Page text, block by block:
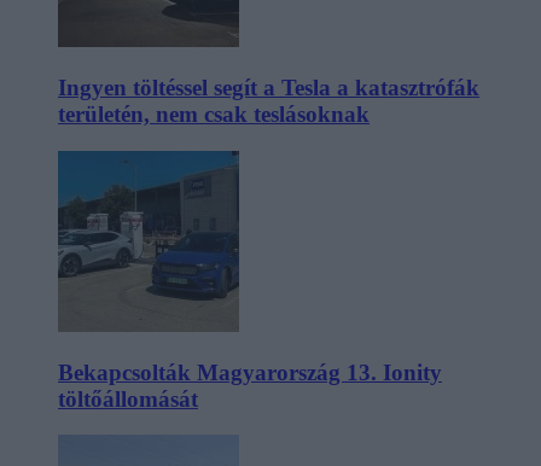
Ingyen töltéssel segít a Tesla a katasztrófák
területén, nem csak teslásoknak
Bekapcsolták Magyarország 13. Ionity
töltőállomását